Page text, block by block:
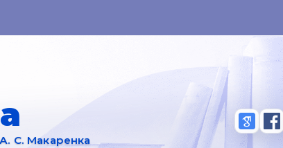
С. Макаренка